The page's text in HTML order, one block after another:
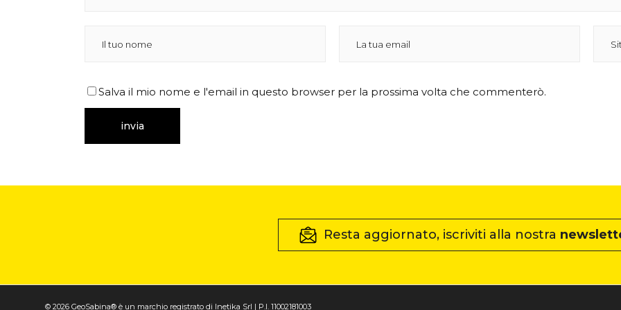
Salva il mio nome e l'email in questo browser per la prossima volta che commenterò.
Resta aggiornato, iscriviti alla nostra
© 2026 GeoSabina® è un marchio registrato di Inetika Srl | P.I. 11002181003